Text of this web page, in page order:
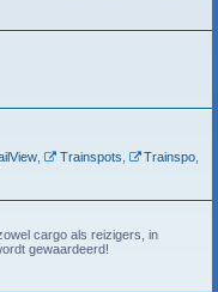
, Trainspots Trainspo
cargo als reizigers, in
gewaardeerd!